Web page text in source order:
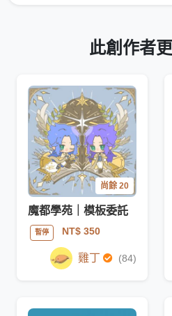
此創作者
尚餘 20
魔都學苑｜模板委託
暫停 NT$ 350
雞丁 (84)